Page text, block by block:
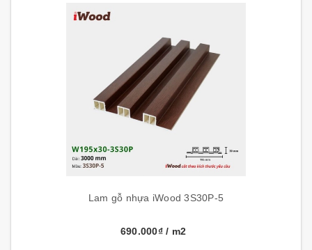
Lam gỗ nhựa iWood 3S30P-5
690.000₫/ m2